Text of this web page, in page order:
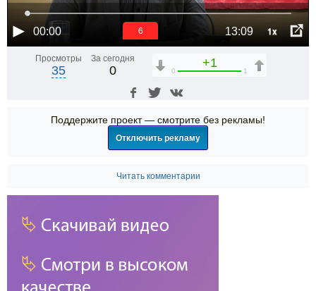
00:00 13:09 1x
6
Просмотры
35
За сегодня
0
+1
0 1
Поддержите проект — смотрите без рекламы!
Отключить рекламу
Читать комментарии